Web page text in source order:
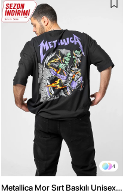
4
Metallica Mor Sırt Baskılı Unisex